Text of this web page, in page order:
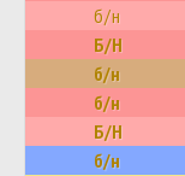
б/н
Б/Н
б/н
б/н
Б/Н
б/н